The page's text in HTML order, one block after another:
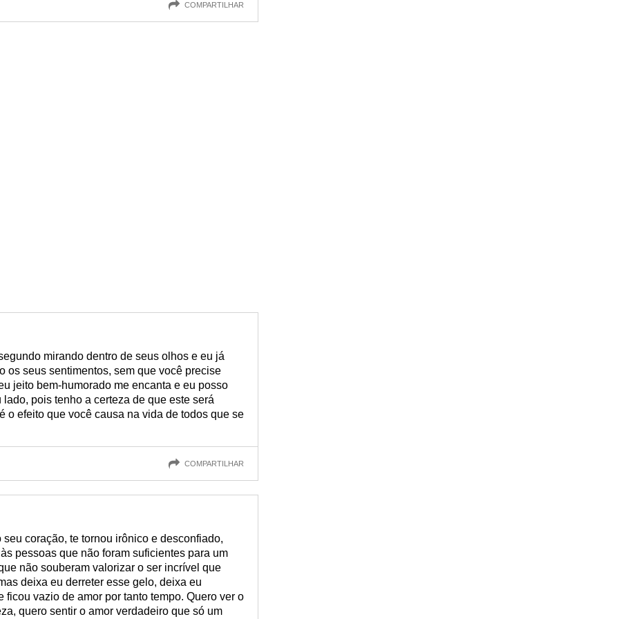
COMPARTILHAR
mirando dentro de seus olhos e eu já
os seus sentimentos, sem que você precise
jeito bem-humorado me encanta e eu posso
pois tenho a certeza de que este será
o efeito que você causa na vida de todos que se
COMPARTILHAR
coração, te tornou irônico e desconfiado,
pessoas que não foram suficientes para um
não souberam valorizar o ser incrível que
deixa eu derreter esse gelo, deixa eu
vazio de amor por tanto tempo. Quero ver o
quero sentir o amor verdadeiro que só um